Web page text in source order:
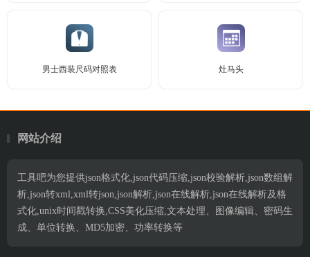
男士西装尺码对照表 灶马头
网站介绍
工具吧为您提供json格式化,json代码压缩,json校验解析,json数组解
析,json转xml,xml转json,json解析,json在线解析,json在线解析及格
式化,unix时间戳转换,CSS美化压缩,文本处理、图像编辑、密码生
成、单位转换、MD5加密、功率转换等